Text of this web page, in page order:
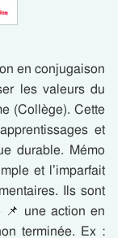
en conjugaison
les valeurs du
(Collège). Cette
et
durable. Mémo
et l’imparfait
Ils sont
📌 une action en
terminée. Ex :